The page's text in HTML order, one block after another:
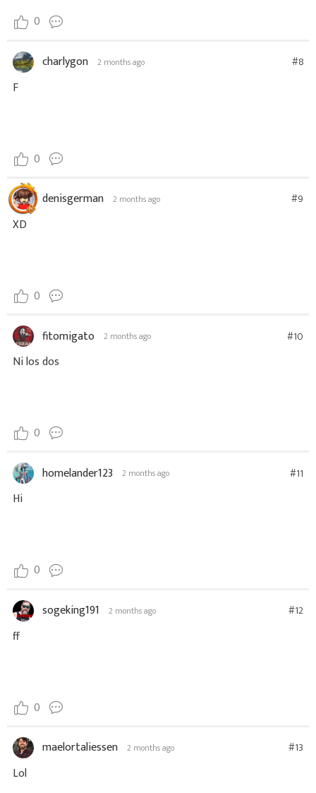
0
charlygon 2 months ago #8
F
0
denisgerman 2 months ago #9
XD
0
fitomigato 2 months ago #10
Ni los dos
0
homelander123 2 months ago #11
Hi
0
sogeking191 2 months ago #12
ff
0
maelortaliessen 2 months ago #13
Lol